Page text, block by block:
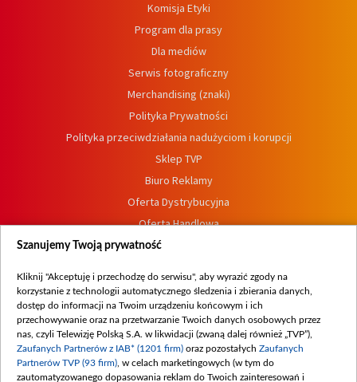
Komisja Etyki
Program dla prasy
Dla mediów
Serwis fotograficzny
Merchandising (znaki)
Polityka Prywatności
Polityka przeciwdziałania nadużyciom i korupcji
Sklep TVP
Biuro Reklamy
Oferta Dystrybucyjna
Oferta Handlowa
Dostępność
Procedura zgłoszeń wewnętrznych
Szanujemy Twoją prywatność
Kliknij "Akceptuję i przechodzę do serwisu", aby wyrazić zgody na
korzystanie z technologii automatycznego śledzenia i zbierania danych,
dostęp do informacji na Twoim urządzeniu końcowym i ich
przechowywanie oraz na przetwarzanie Twoich danych osobowych przez
nas, czyli Telewizję Polską S.A. w likwidacji (zwaną dalej również „TVP”),
Zaufanych Partnerów z IAB* (1201 firm) oraz pozostałych Zaufanych
Partnerów TVP (93 firm) , w celach marketingowych (w tym do
zautomatyzowanego dopasowania reklam do Twoich zainteresowań i